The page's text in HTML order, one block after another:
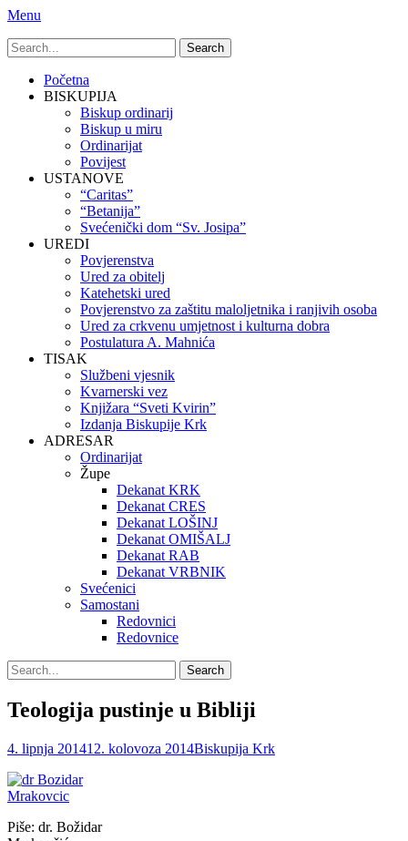
Menu
Search
for:
Primary
Menu
Skip
Početna
BISKUPIJA
Biskup ordinarij
Biskup u miru
Ordinarijat
Povijest
USTANOVE
“Caritas”
“Betanija”
Svećenički dom “Sv. Josipa”
UREDI
Povjerenstva
Ured za obitelj
Katehetski ured
Povjerenstvo za zaštitu maloljetnika i ranjivih osoba
Ured za crkvenu umjetnost i kulturna dobra
Postulatura A. Mahnića
TISAK
Službeni vjesnik
Kvarnerski vez
Knjižara “Sveti Kvirin”
Izdanja Biskupije Krk
ADRESAR
Ordinarijat
Župe
Dekanat KRK
Dekanat CRES
Dekanat LOŠINJ
Dekanat OMIŠALJ
Dekanat RAB
Dekanat VRBNIK
Svećenici
Samostani
Redovnici
Redovnice
Search
Search
for:
Teologija pustinje u Bibliji
Posted
4. lipnja 201412. kolovoza 2014Author
Biskupija Krk
Piše: dr. Božidar